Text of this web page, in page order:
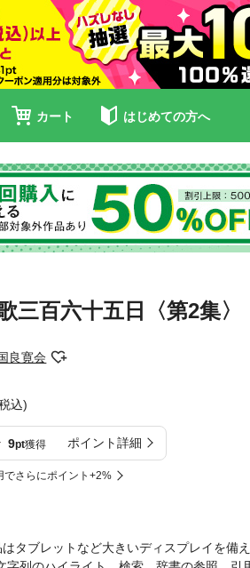
カート はじめての方へ
三百六十五日〈第2集〉
良寛会
込)
9pt獲得 ポイント詳細
でさらにポイント+2%
タブレットなど大きいディスプレイを備